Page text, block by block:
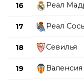
16 Реал
17 Реал
18 Севилья
19 Валенсия